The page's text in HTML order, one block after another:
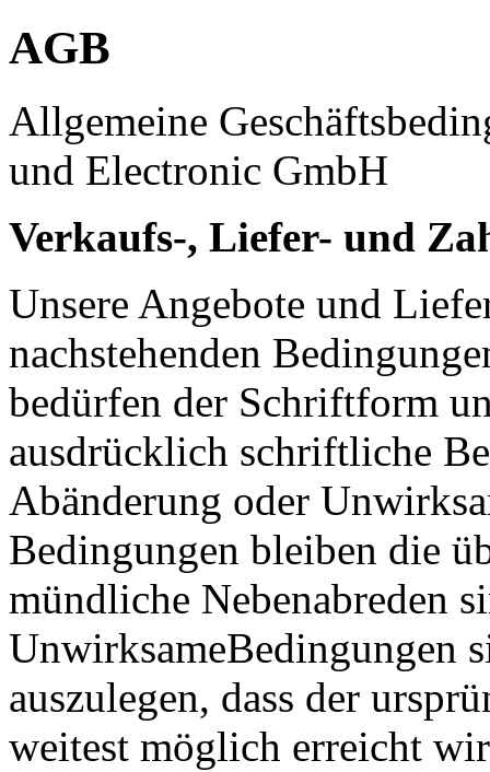
AGB
Allgemeine
und Electronic GmbH
Verkaufs-, Liefer- und
Unsere Angebote und
nachstehenden
bedürfen der Schriftform
ausdrücklich schriftliche
Abänderung oder
Bedingungen bleiben die
mündliche Nebenabreden
UnwirksameBedingungen
auszulegen, dass der
weitest möglich erreicht